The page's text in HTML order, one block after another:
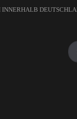
INNERHALB